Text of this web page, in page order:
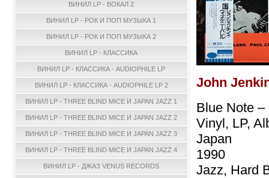
ВИНИЛ LP - ВОКАЛ 2
ВИНИЛ LP - РОК И ПОП МУЗЫКА 1
ВИНИЛ LP - РОК И ПОП МУЗЫКА 2
ВИНИЛ LP - КЛАССИКА
ВИНИЛ LP - КЛАССИКА - AUDIOPHILE LP
ВИНИЛ LP - КЛАССИКА - AUDIOPHILE LP 2
ВИНИЛ LP - THREE BLIND MICE И JAPAN JAZZ 1
ВИНИЛ LP - THREE BLIND MICE И JAPAN JAZZ 2
ВИНИЛ LP - THREE BLIND MICE И JAPAN JAZZ 3
ВИНИЛ LP - THREE BLIND MICE И JAPAN JAZZ 4
ВИНИЛ LP - ДЖАЗ VENUS RECORDS
John
Blue Note
Vinyl, LP,
Japan
1990
Jazz, Hard